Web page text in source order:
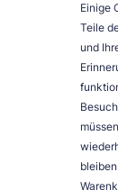
Einige
Teile
und